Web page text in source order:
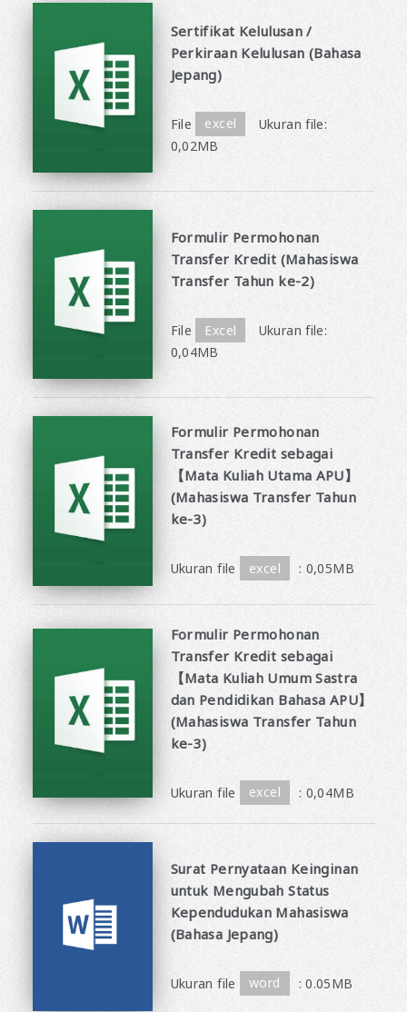
Sertifikat Kelulusan /
Perkiraan Kelulusan (Bahasa
Jepang)
File excel
Ukuran file:
0,02MB
Formulir Permohonan
Transfer Kredit (Mahasiswa
Transfer Tahun ke-2)
File Excel
Ukuran file:
0,04MB
Formulir Permohonan
Transfer Kredit sebagai
【Mata Kuliah Utama APU】
(Mahasiswa Transfer Tahun
ke-3)
Ukuran file excel : 0,05MB
Formulir Permohonan
Transfer Kredit sebagai
【Mata Kuliah Umum Sastra
dan Pendidikan Bahasa APU】
(Mahasiswa Transfer Tahun
ke-3)
Ukuran file excel : 0,04MB
Surat Pernyataan Keinginan
untuk Mengubah Status
Kependudukan Mahasiswa
(Bahasa Jepang)
Ukuran file word : 0.05MB